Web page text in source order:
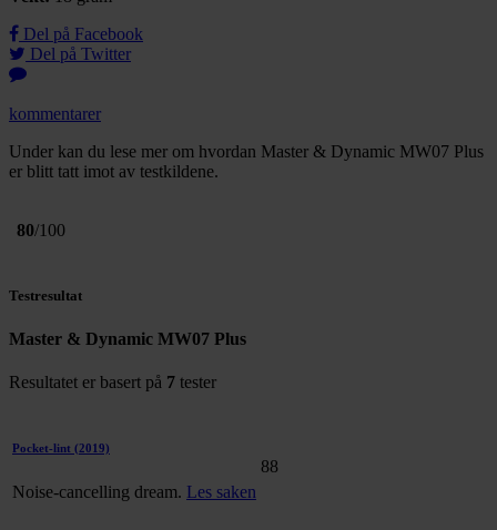
Del på Facebook
Del på Twitter
kommentarer
Under kan du lese mer om hvordan Master & Dynamic MW07 Plus
er blitt tatt imot av testkildene.
80/100
Testresultat
Master & Dynamic MW07 Plus
Resultatet er basert på 7 tester
Pocket-lint (2019)
Noise-cancelling dream. Les saken
88